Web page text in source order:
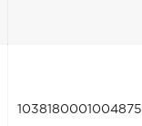
1038180001004875